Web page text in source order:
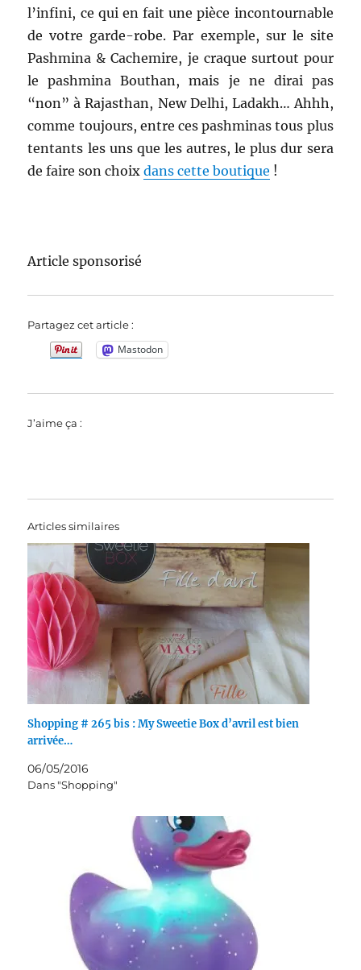
l’infini, ce qui en fait une pièce incontournable
de votre garde-robe. Par exemple, sur le site
Pashmina & Cachemire, je craque surtout pour
le pashmina Bouthan, mais je ne dirai pas
“non” à Rajasthan, New Delhi, Ladakh… Ahhh,
comme toujours, entre ces pashminas tous plus
tentants les uns que les autres, le plus dur sera
de faire son choixdans cette boutique !
Article sponsorisé
Partagez cet article :
Mastodon
J’aime ça :
Articles similaires
Shopping # 265 bis : My Sweetie Box d’avril est bien
arrivée…
06/05/2016
Dans "Shopping"